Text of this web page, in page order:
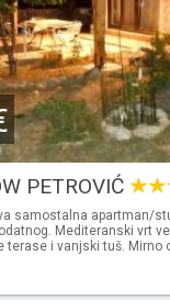
PETROVIĆ
samostalna apartman/
Mediteranski vrt
terase i vanjski tuš. Mirno